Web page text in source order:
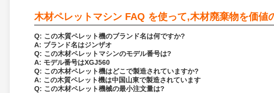
木材ペレットマシン FAQ を使って,木材廃棄物を価値
Q: この木質ペレット機のブランド名は何ですか?
A: ブランド名はジンザオ
Q: この木材ペレットマシンのモデル番号は?
A: モデル番号はXGJ560
Q: この木材ペレット機はどこで製造されていますか?
A: この木質ペレット機は中国山東で製造されています
Q: この木材ペレット機械の最小注文量は?